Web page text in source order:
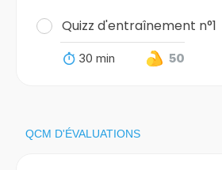
Quizz d'entraînement n°1
30 min 50
QCM D'ÉVALUATIONS